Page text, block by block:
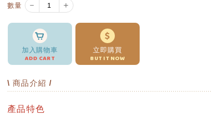
數量 － ＋
加入購物車
ADD CART
立即購買
BUT IT NOW
\ 商品介紹 /
產品特色